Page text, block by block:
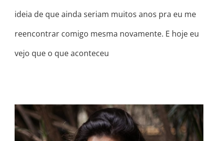
ideia de que ainda seriam muitos anos pra eu me
reencontrar comigo mesma novamente. E hoje eu
vejo que o que aconteceu